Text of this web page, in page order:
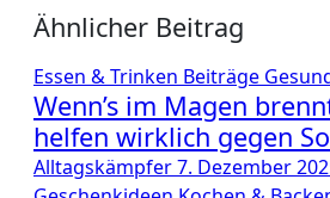
Ähnlicher Beitrag
Essen & Trinken Beiträge
Wenn’s im Magen
helfen wirklich gegen
Alltagskämpfer7. Dezember